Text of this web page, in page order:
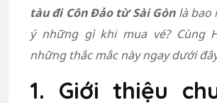
tàu đi Côn Đảo từ Sài Gònlà bao
ý những gì khi mua vé? Cùng
những thắc mắc này ngay dưới
1. Giới thiệu